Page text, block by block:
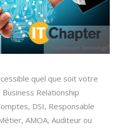
quel que soit votre
Relationship
DSI, Responsable
AMOA, Auditeur ou